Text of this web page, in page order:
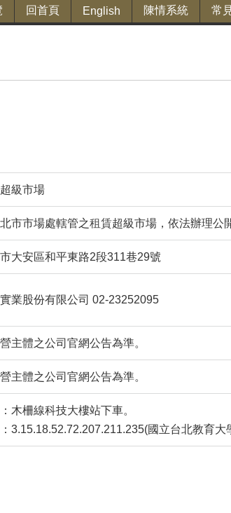
回首頁 English 陳情系統 常
級市場
市市場處轄管之租賃超級市場，依法辦理公
大安區和平東路2段311巷29號
業股份有限公司 02-23252095
主體之公司官網公告為準。
主體之公司官網公告為準。
木柵線科技大樓站下車。
3.15.18.52.72.207.211.235(國立台北教育大